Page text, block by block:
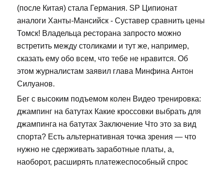
(после Китая) стала Германия. SP Ципионат
аналоги Ханты-Мансийск - Суставер сравнить цены
Томск! Владельца ресторана запросто можно
встретить между столиками и тут же, например,
сказать ему обо всем, что тебе не нравится. Об
этом журналистам заявил глава Минфина Антон
Силуанов.
Бег с высоким подъемом колен Видео тренировка:
джампинг на батутах Какие кроссовки выбрать для
джампинга на батутах Заключение Что это за вид
спорта? Есть альтернативная точка зрения — что
нужно не сдерживать заработные платы, а,
наоборот, расширять платежеспособный спрос